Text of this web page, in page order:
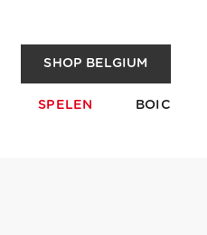
SHOP BELGIUM
SPELEN BOIC